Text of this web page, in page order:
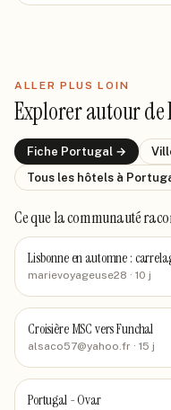
ALLER PLUS LOIN
Explorer autour de
Fiche Portugal →
Tous les hôtels à
Ce que la communauté
Lisbonne en automne :
marievoyageuse28 · 10 j
Croisière MSC vers Funchal
alsaco57@yahoo.fr · 15 j
Portugal - Ovar